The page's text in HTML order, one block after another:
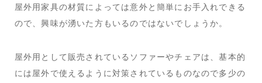
屋外用家具の材質によっては意外と簡単にお手入れできる
ので、興味が湧いた方もいるのではないでしょうか。
屋外用として販売されているソファーやチェアは、基本的
には屋外で使えるように対策されているものなので多少の